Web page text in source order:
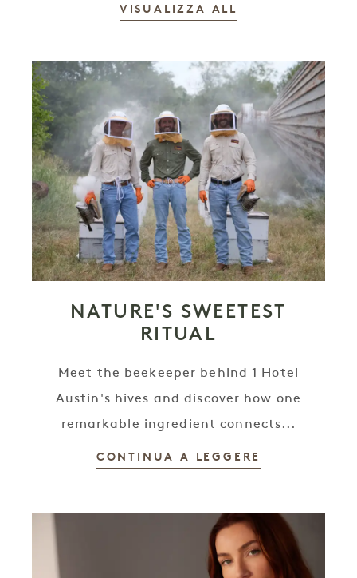
VISUALIZZA ALL
NATURE'S SWEETEST
RITUAL
Meet the beekeeper behind 1 Hotel
Austin's hives and discover how one
remarkable ingredient connects...
CONTINUA A LEGGERE